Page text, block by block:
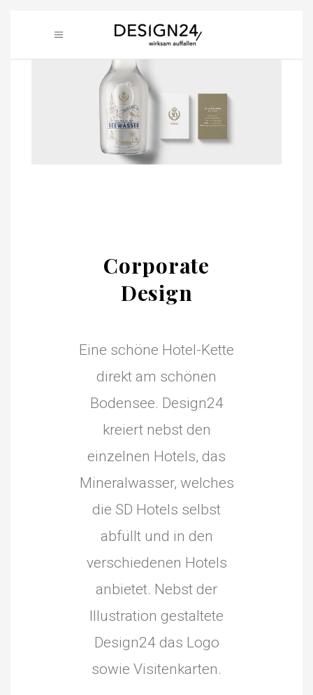
Corporate
Design
Eine schöne Hotel-Kette
direkt am schönen
Bodensee. Design24
kreiert nebst den
einzelnen Hotels, das
Mineralwasser, welches
die SD Hotels selbst
abfüllt und in den
verschiedenen Hotels
anbietet. Nebst der
Illustration gestaltete
Design24 das Logo
sowie Visitenkarten.